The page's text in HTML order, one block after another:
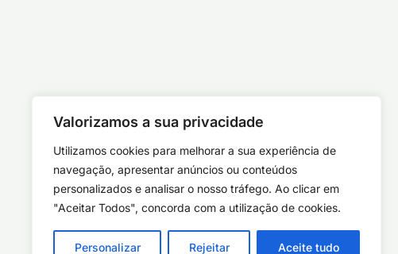
Valorizamos a sua privacidade
Utilizamos cookies para melhorar a sua experiência de
navegação, apresentar anúncios ou conteúdos
personalizados e analisar o nosso tráfego. Ao clicar em
"Aceitar Todos", concorda com a utilização de cookies.
Personalizar Rejeitar Aceite tudo